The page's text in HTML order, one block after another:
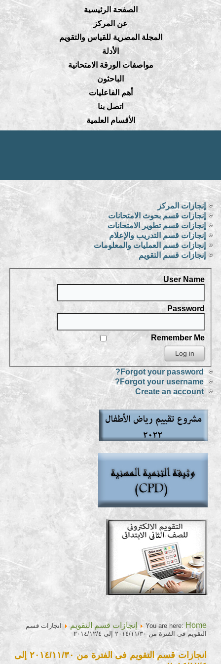
الصفحة الرئيسية
عن المركز
المجلة المصرية للقياس والتقويم
الأدلة
مواصفات الورقة الامتحانية
الباحثون
أهم الفاعليات
اتصل بنا
الأقسام العلمية
إنجازات المركز
إنجازات قسم بحوث الامتحانات
إنجازات قسم تطوير الامتحانات
إنجازات قسم التدريب والإعلام
إنجازات قسم العمليات والمعلومات
إنجازات قسم التقويم
User Name
Password
Remember Me
Forgot your password?
Forgot your username?
Create an account
You are here: Home إنجازات قسم التقويم
انجازات قسم
التقويم فى الفترة من ٢٠١٤/١١/٣٠ إلى ٢٠١٤/١٢/٤
انجازات قسم التقويم فى الفترة من ٢٠١٤/١١/٣٠ إلى